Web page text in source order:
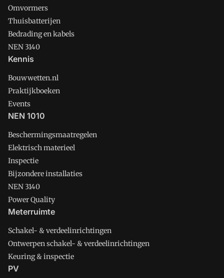
Omvormers
Thuisbatterijen
Bedrading en kabels
NEN 3140
Kennis
Bouwwetten.nl
Praktijkboeken
Events
NEN 1010
Beschermingsmaatregelen
Elektrisch materieel
Inspectie
Bijzondere installaties
NEN 3140
Power Quality
Meterruimte
Schakel- & verdeelinrichtingen
Ontwerpen schakel- & verdeelinrichtingen
Keuring & inspectie
PV